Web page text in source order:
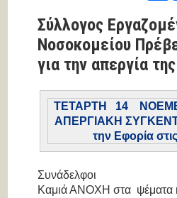
Σύλλογος
Νοσοκομείου
για την απεργία
ΤΕΤΑΡΤΗ 14
ΑΠΕΡΓΙΑΚΗ
την Εφορία
Συνάδελφοι
Καμιά ΑΝΟΧΗ στα ψέματα